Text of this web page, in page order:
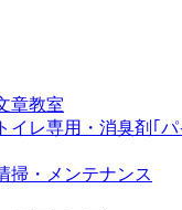
章教室